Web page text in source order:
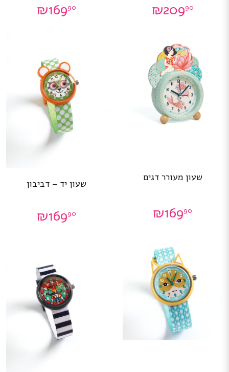
₪20990
₪16990
שעון מעורר דגים
₪16990
שעון יד – דביבון
₪16990